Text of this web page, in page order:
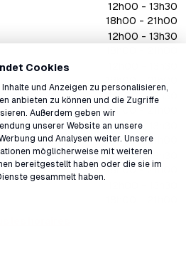
Cookies
und Anzeigen zu personalisieren,
anbieten zu können und die Zugriffe
Außerdem geben wir
unserer Website an unsere
und Analysen weiter. Unsere
möglicherweise mit weiteren
bereitgestellt haben oder die sie im
gesammelt haben.
12h00 - 13h30
18h00 - 21h00
12h00 - 13h30
12h00 - 13h30
18h00 - 21h00
12h00 - 13h30
18h00 - 21h00
12h00 - 13h30
18h00 - 21h00